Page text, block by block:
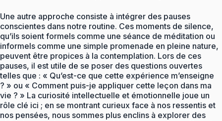
Une autre approche consiste à intégrer des pauses
conscientes dans notre routine. Ces moments de silence,
qu’ils soient formels comme une séance de méditation ou
informels comme une simple promenade en pleine nature,
peuvent être propices à la contemplation. Lors de ces
pauses, il est utile de se poser des questions ouvertes
telles que : « Qu’est-ce que cette expérience m’enseigne
? » ou « Comment puis-je appliquer cette leçon dans ma
vie ? » La curiosité intellectuelle et émotionnelle joue un
rôle clé ici ; en se montrant curieux face à nos ressentis et
nos pensées, nous sommes plus enclins à explorer des